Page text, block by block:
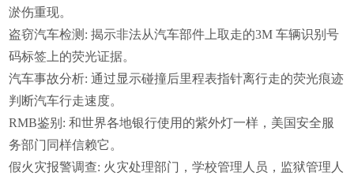
淤伤重现。
盗窃汽车检测 :揭示非法从汽车部件上取走的3M车辆识别号
码标签上的荧光证据。
汽车事故分析:通过显示碰撞后里程表指针离行走的荧光痕迹
判断汽车行走速度。
RMB鉴别 :和世界各地银行使用的紫外灯一样，美国安全服
务部门同样信赖它。
假火灾报警调查: 火灾处理部门，学校管理人员，监狱管理人